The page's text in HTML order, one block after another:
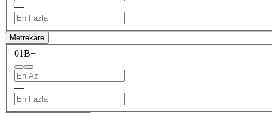
—
Metrekare
01B+
—